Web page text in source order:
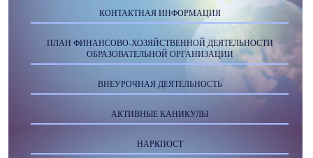
КОНТАКТНАЯ ИНФОРМАЦИЯ
ПЛАН ФИНАНСОВО-ХОЗЯЙСТВЕННОЙ ДЕЯТЕЛЬНОСТИ
ОБРАЗОВАТЕЛЬНОЙ ОРГАНИЗАЦИИ
ВНЕУРОЧНАЯ ДЕЯТЕЛЬНОСТЬ
АКТИВНЫЕ КАНИКУЛЫ
НАРКПОСТ